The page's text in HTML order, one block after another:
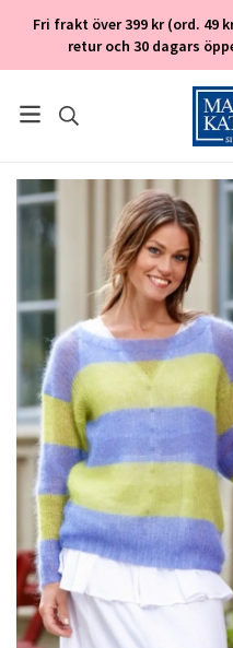
Fri frakt över 399 kr (ord. 49
retur och 30 dagars